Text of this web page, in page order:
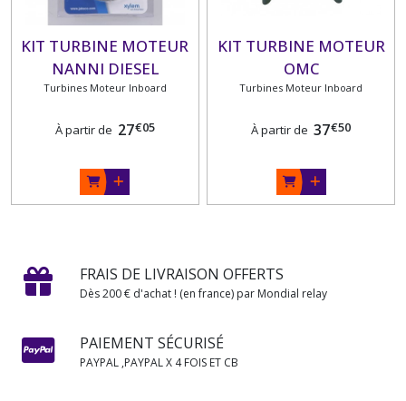
KIT TURBINE MOTEUR
NANNI DIESEL
Turbines Moteur Inboard
À partir de 27€05
KIT TURBINE MOTEUR
OMC
Turbines Moteur Inboard
À partir de 37€50
FRAIS DE LIVRAISON OFFERTS
Dès 200 € d'achat ! (en france) par Mondial relay
PAIEMENT SÉCURISÉ
PAYPAL ,PAYPAL X 4 FOIS ET CB